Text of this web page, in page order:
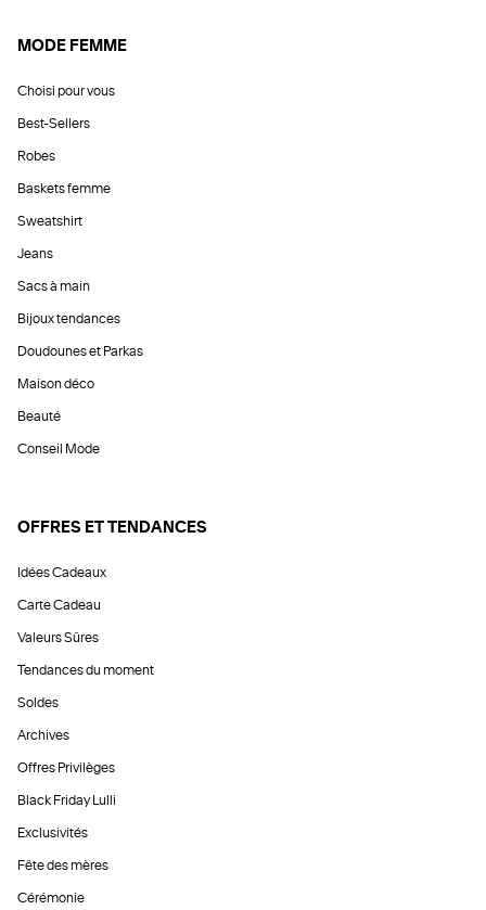
MODE FEMME
Choisi pour vous
Best-Sellers
Robes
Baskets femme
Sweatshirt
Jeans
Sacs à main
Bijoux tendances
Doudounes et Parkas
Maison déco
Beauté
Conseil Mode
OFFRES ET TENDANCES
Idées Cadeaux
Carte Cadeau
Valeurs Sûres
Tendances du moment
Soldes
Archives
Offres Privilèges
Black Friday Lulli
Exclusivités
Fête des mères
Cérémonie